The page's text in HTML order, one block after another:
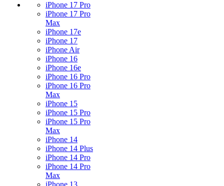
iPhone 17 Pro
iPhone 17 Pro
Max
iPhone 17e
iPhone 17
iPhone Air
iPhone 16
iPhone 16e
iPhone 16 Pro
iPhone 16 Pro
Max
iPhone 15
iPhone 15 Pro
iPhone 15 Pro
Max
iPhone 14
iPhone 14 Plus
iPhone 14 Pro
iPhone 14 Pro
Max
iPhone 13